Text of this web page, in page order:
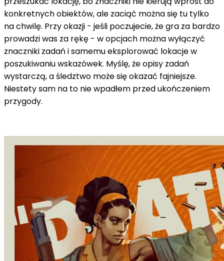
konkretnych obiektów, ale zaciąć można się tu tylko
na chwilę. Przy okazji - jeśli poczujecie, że gra za bardzo
prowadzi was za rękę - w opcjach można wyłączyć
znaczniki zadań i samemu eksplorować lokacje w
poszukiwaniu wskazówek. Myślę, że opisy zadań
wystarczą, a śledztwo może się okazać fajniejsze.
Niestety sam na to nie wpadłem przed ukończeniem
przygody.